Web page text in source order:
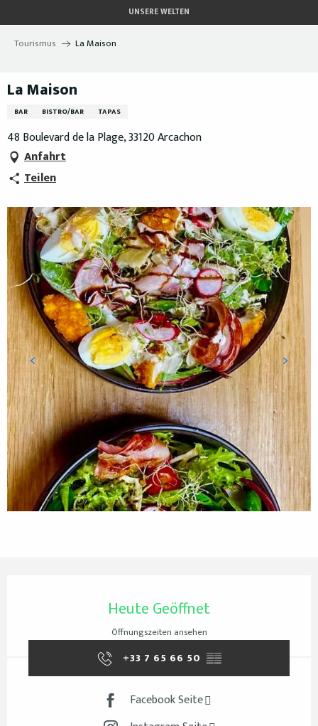
au
contenu
UNSERE WELTEN
Tourismus La Maison
La Maison
BAR BISTRO/BAR TAPAS
48 Boulevard de la Plage, 33120 Arcachon
Anfahrt
Teilen
Heute Geöffnet
Öffnungszeiten ansehen
+33 7 65 66 50 ▒▒
Facebook Seite